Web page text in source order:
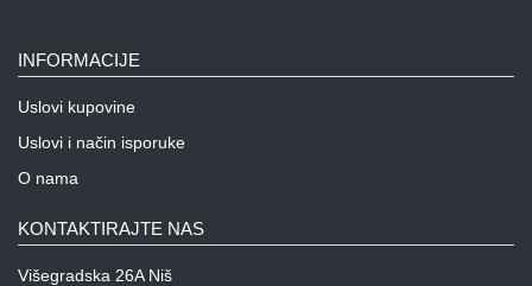
INFORMACIJE
Uslovi kupovine
Uslovi i način isporuke
O nama
KONTAKTIRAJTE NAS
Višegradska 26A Niš